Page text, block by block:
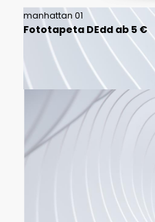
manhattan 01
Fototapeta DEdd ab 5 €